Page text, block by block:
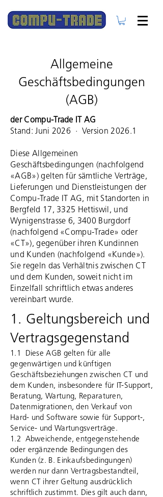
Allgemeine
Geschäftsbedingungen
(AGB)
der Compu-Trade IT AG
Stand: Juni 2026 · Version 2026.1
Diese Allgemeinen
Geschäftsbedingungen (nachfolgend
«AGB») gelten für sämtliche Verträge,
Lieferungen und Dienstleistungen der
Compu-Trade IT AG, mit Standorten in
Bergfeld 17, 3325 Hettiswil, und
Wynigenstrasse 6, 3400 Burgdorf
(nachfolgend «Compu-Trade» oder
«CT»), gegenüber ihren Kundinnen
und Kunden (nachfolgend «Kunde»).
Sie regeln das Verhältnis zwischen CT
und dem Kunden, soweit nicht im
Einzelfall schriftlich etwas anderes
vereinbart wurde.
1. Geltungsbereich und
Vertragsgegenstand
1.1 Diese AGB gelten für alle
gegenwärtigen und künftigen
Geschäftsbeziehungen zwischen CT und
dem Kunden, insbesondere für IT-Support,
Beratung, Wartung, Reparaturen,
Datenmigrationen, den Verkauf von
Hard- und Software sowie für Support-,
Service- und Wartungsverträge.
1.2 Abweichende, entgegenstehende
oder ergänzende Bedingungen des
Kunden (z. B. Einkaufsbedingungen)
werden nur dann Vertragsbestandteil,
wenn CT ihrer Geltung ausdrücklich
schriftlich zustimmt. Dies gilt auch dann,